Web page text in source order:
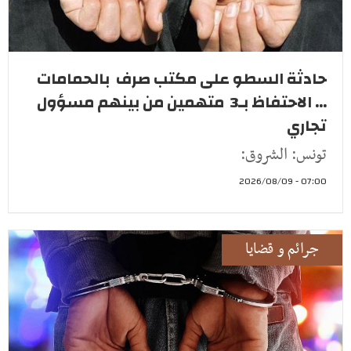
حادثة السطو على مكتب صرف بالحمامات
... الاحتفاظ بـ3 متهمين من بينهم مسؤول
تجاري
تونس: الشروق:
07:00 - 2026/08/09
جرائم و قضايا